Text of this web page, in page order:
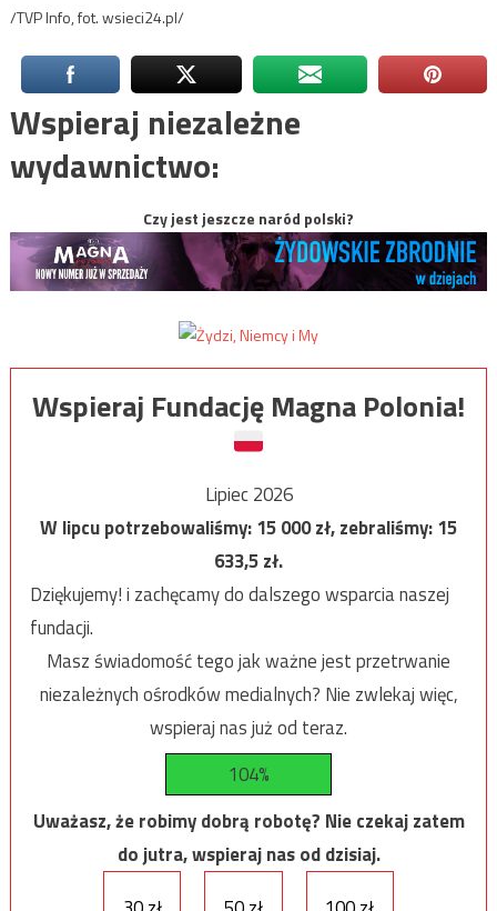
/TVP Info, fot. wsieci24.pl/
Wspieraj niezależne
wydawnictwo:
Czy jest jeszcze naród polski?
Wspieraj Fundację Magna Polonia!
Lipiec 2026
W lipcu potrzebowaliśmy:15 000zł, zebraliśmy:15
633,5zł.
Dziękujemy! i zachęcamy do dalszego wsparcia naszej
fundacji.
Masz świadomość tego jak ważne jest przetrwanie
niezależnych ośrodków medialnych? Nie zwlekaj więc,
wspieraj nas już od teraz.
104%
Uważasz, że robimy dobrą robotę? Nie czekaj zatem
do jutra, wspieraj nas od dzisiaj.